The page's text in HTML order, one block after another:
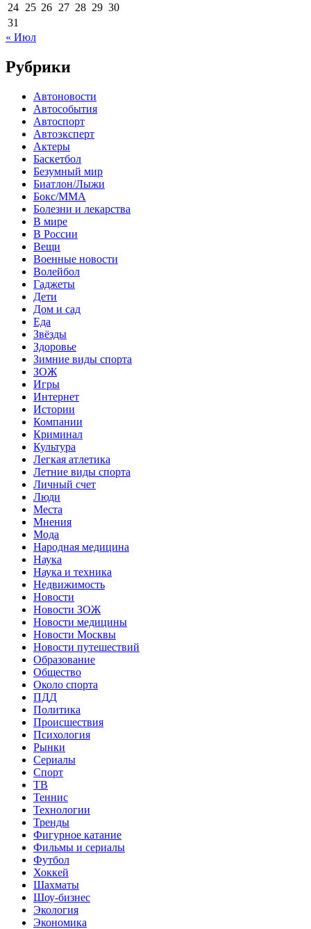
24 25 26 27 28 29 30
31
« Июл
Рубрики
Автоновости
Автособытия
Автоспорт
Автоэксперт
Актеры
Баскетбол
Безумный мир
Биатлон/Лыжи
Бокс/MMA
Болезни и лекарства
В мире
В России
Вещи
Военные новости
Волейбол
Гаджеты
Дети
Дом и сад
Еда
Звёзды
Здоровье
Зимние виды спорта
ЗОЖ
Игры
Интернет
Истории
Компании
Криминал
Культура
Легкая атлетика
Летние виды спорта
Личный счет
Люди
Места
Мнения
Мода
Народная медицина
Наука
Наука и техника
Недвижимость
Новости
Новости ЗОЖ
Новости медицины
Новости Москвы
Новости путешествий
Образование
Общество
Около спорта
ПДД
Политика
Происшествия
Психология
Рынки
Сериалы
Спорт
ТВ
Теннис
Технологии
Тренды
Фигурное катание
Фильмы и сериалы
Футбол
Хоккей
Шахматы
Шоу-бизнес
Экология
Экономика